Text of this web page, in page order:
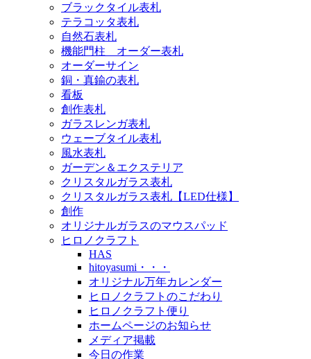
ブラックタイル表札
テラコッタ表札
自然石表札
機能門柱 オーダー表札
オーダーサイン
銅・真鍮の表札
看板
創作表札
ガラスレンガ表札
ウェーブタイル表札
風水表札
ガーデン＆エクステリア
クリスタルガラス表札
クリスタルガラス表札【LED仕様】
創作
オリジナルガラスのマウスパッド
ヒロノクラフト
HAS
hitoyasumi・・・
オリジナル万年カレンダー
ヒロノクラフトのこだわり
ヒロノクラフト便り
ホームページのお知らせ
メディア掲載
今日の作業